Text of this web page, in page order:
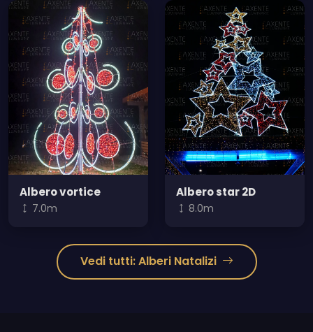
Albero vortice
7.0m
Albero star 2D
8.0m
Vedi tutti: Alberi Natalizi